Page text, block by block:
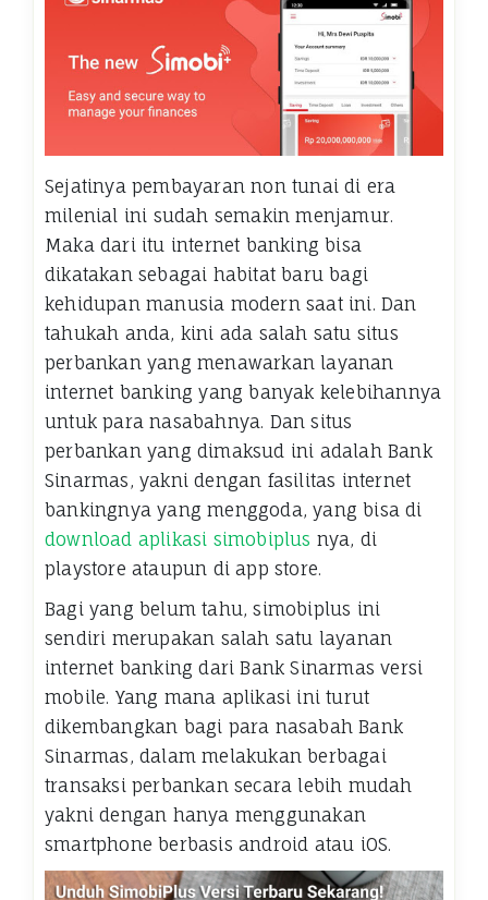
Sejatinya pembayaran non tunai di era
milenial ini sudah semakin menjamur.
Maka dari itu internet banking bisa
dikatakan sebagai habitat baru bagi
kehidupan manusia modern saat ini. Dan
tahukah anda, kini ada salah satu situs
perbankan yang menawarkan layanan
internet banking yang banyak kelebihannya
untuk para nasabahnya. Dan situs
perbankan yang dimaksud ini adalah Bank
Sinarmas, yakni dengan fasilitas internet
bankingnya yang menggoda, yang bisa di
download aplikasi simobiplus nya, di
playstore ataupun di app store.
Bagi yang belum tahu, simobiplus ini
sendiri merupakan salah satu layanan
internet banking dari Bank Sinarmas versi
mobile. Yang mana aplikasi ini turut
dikembangkan bagi para nasabah Bank
Sinarmas, dalam melakukan berbagai
transaksi perbankan secara lebih mudah
yakni dengan hanya menggunakan
smartphone berbasis android atau iOS.